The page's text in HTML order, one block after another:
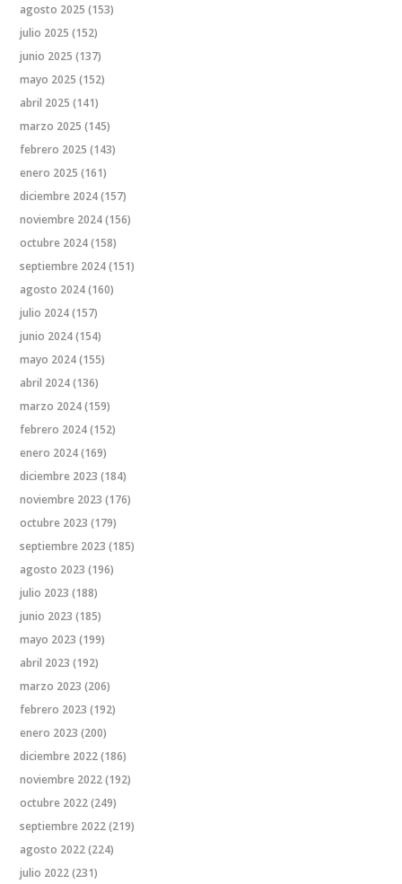
agosto 2025 (153)
julio 2025 (152)
junio 2025 (137)
mayo 2025 (152)
abril 2025 (141)
marzo 2025 (145)
febrero 2025 (143)
enero 2025 (161)
diciembre 2024(157)
noviembre 2024(156)
octubre 2024(158)
septiembre 2024(151)
agosto 2024(160)
julio 2024(157)
junio 2024(154)
mayo 2024(155)
abril 2024(136)
marzo 2024(159)
febrero 2024(152)
enero 2024(169)
diciembre 2023 (184)
noviembre 2023 (176)
octubre 2023 (179)
septiembre 2023 (185)
agosto 2023 (196)
julio 2023 (188)
junio 2023 (185)
mayo 2023 (199)
abril 2023 (192)
marzo 2023 (206)
febrero 2023 (192)
enero 2023 (200)
diciembre 2022(186)
noviembre 2022(192)
octubre 2022(249)
septiembre 2022(219)
agosto 2022(224)
julio 2022(231)